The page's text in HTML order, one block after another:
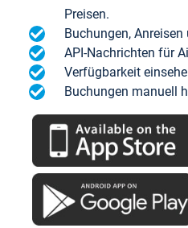
Preisen.
Buchungen,
API-Nachrichten für
Verfügbarkeit
Buchungen manuell